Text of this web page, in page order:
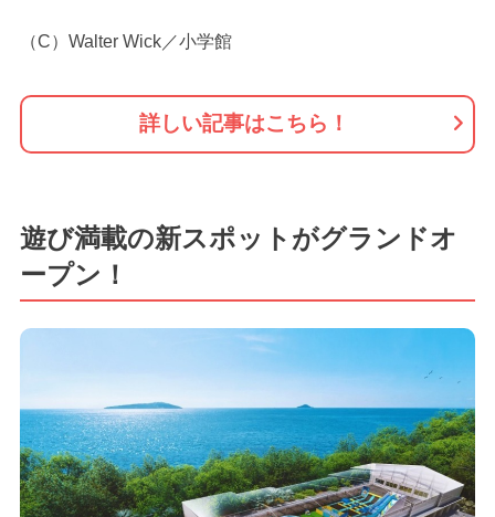
（C）Walter Wick／小学館
詳しい記事はこちら！
遊び満載の新スポットがグランドオ
ープン！